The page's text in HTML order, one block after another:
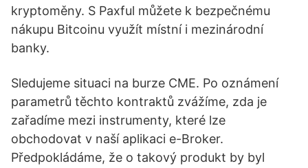
kryptoměny. S Paxful můžete k bezpečnému
nákupu Bitcoinu využít místní i mezinárodní
banky.
Sledujeme situaci na burze CME. Po oznámení
parametrů těchto kontraktů zvážíme, zda je
zařadíme mezi instrumenty, které lze
obchodovat v naší aplikaci e-Broker.
Předpokládáme, že o takový produkt by byl